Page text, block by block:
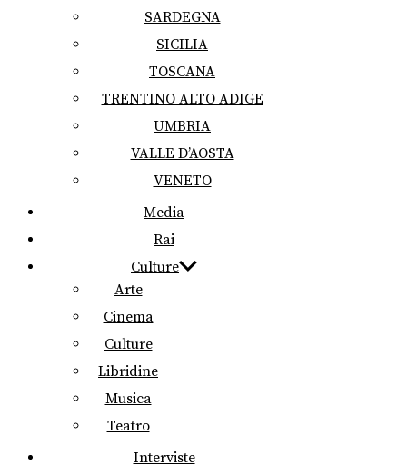
SARDEGNA
SICILIA
TOSCANA
TRENTINO ALTO ADIGE
UMBRIA
VALLE D’AOSTA
VENETO
Media
Rai
Culture
Arte
Cinema
Culture
Libridine
Musica
Teatro
Interviste